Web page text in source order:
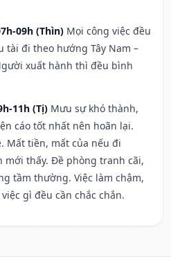
09h (Thìn) Mọi công việc đều
tài đi theo hướng Tây Nam –
xuất hành thì đều bình
11h (Tị) Mưu sự khó thành,
cáo tốt nhất nên hoãn lại.
Mất tiền, mất của nếu đi
thấy. Đề phòng tranh cãi,
tầm thường. Việc làm chậm,
gì đều cần chắc chắn.